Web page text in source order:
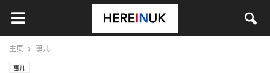
主页 事儿
事儿